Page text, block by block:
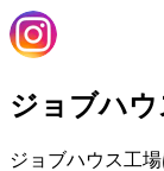
ジョブハウ
ジョブハウス工